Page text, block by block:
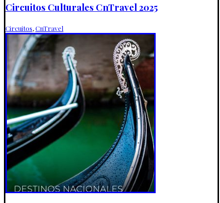
Circuitos Culturales CnTravel 2025
Circuitos,CnTravel